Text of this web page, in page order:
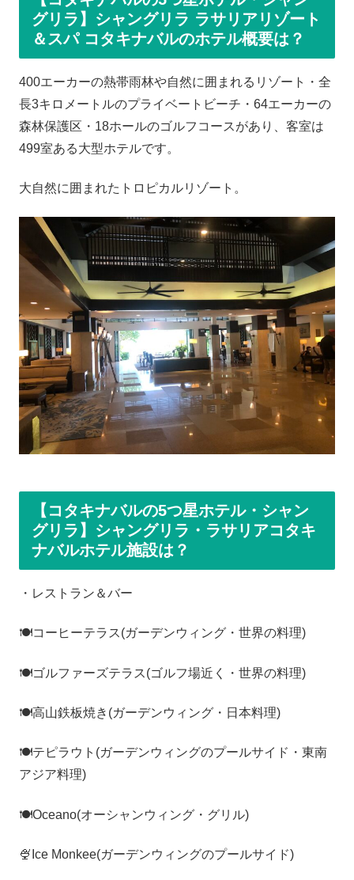
グリラ】シャングリラ ラサリアリゾート
＆スパ コタキナバルのホテル概要は？
400エーカーの熱帯雨林や自然に囲まれるリゾート・全
長3キロメートルのプライベートビーチ・64エーカーの
森林保護区・18ホールのゴルフコースがあり、客室は
499室ある大型ホテルです。
大自然に囲まれたトロピカルリゾート。
【コタキナバルの5つ星ホテル・シャン
グリラ】シャングリラ・ラサリアコタキ
ナバルホテル施設は？
・レストラン＆バー
🍽️コーヒーテラス(ガーデンウィング・世界の料理)
🍽️ゴルファーズテラス(ゴルフ場近く・世界の料理)
🍽️高山鉄板焼き(ガーデンウィング・日本料理)
🍽️テピラウト(ガーデンウィングのプールサイド・東南
アジア料理)
🍽️Oceano(オーシャンウィング・グリル)
🍨Ice Monkee(ガーデンウィングのプールサイド)